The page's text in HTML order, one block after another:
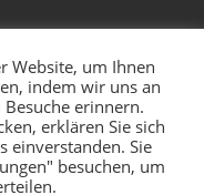
Website, um Ihnen
indem wir uns an
erinnern.
erklären Sie sich
einverstanden. Sie
besuchen, um